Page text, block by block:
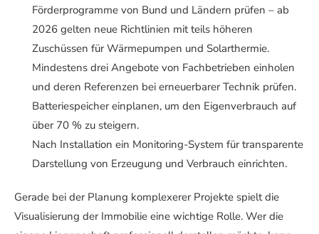
Förderprogramme von Bund und Ländern prüfen – ab
2026 gelten neue Richtlinien mit teils höheren
Zuschüssen für Wärmepumpen und Solarthermie.
Mindestens drei Angebote von Fachbetrieben einholen
und deren Referenzen bei erneuerbarer Technik prüfen.
Batteriespeicher einplanen, um den Eigenverbrauch auf
über 70 % zu steigern.
Nach Installation ein Monitoring-System für transparente
Darstellung von Erzeugung und Verbrauch einrichten.
Gerade bei der Planung komplexerer Projekte spielt die
Visualisierung der Immobilie eine wichtige Rolle. Wer die